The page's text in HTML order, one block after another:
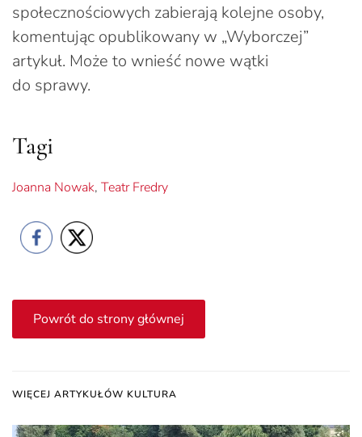
społecznościowych zabierają kolejne osoby,
komentując opublikowany w „Wyborczej”
artykuł. Może to wnieść nowe wątki
do sprawy.
Tagi
Joanna Nowak, Teatr Fredry
Powrót do strony głównej
WIĘCEJ ARTYKUŁÓW KULTURA